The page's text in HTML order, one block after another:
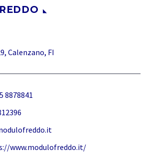
Calenzano, FI
8878841
www.modulofreddo.it/